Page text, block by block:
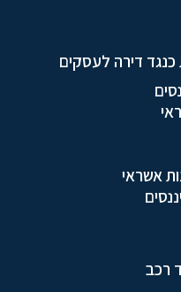
כנגד דירה לעסקים
אשראי
רכב